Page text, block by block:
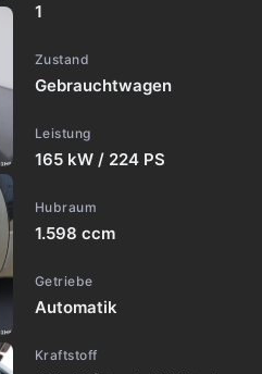
1
Zustand
Gebrauchtwagen
Leistung
165 kW / 224 PS
Hubraum
1.598 ccm
Getriebe
Automatik
Kraftstoff